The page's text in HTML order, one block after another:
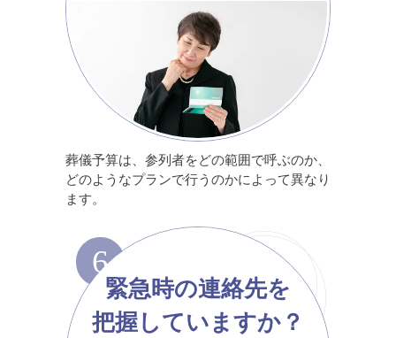
葬儀予算は、参列者をどの範囲で呼ぶのか、
どのようなプランで行うのかによって異なり
ます。
6
緊急時の連絡先を
把握していますか？